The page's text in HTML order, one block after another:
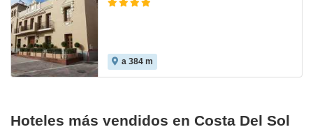
a 384 m
Hoteles más vendidos en Costa Del Sol